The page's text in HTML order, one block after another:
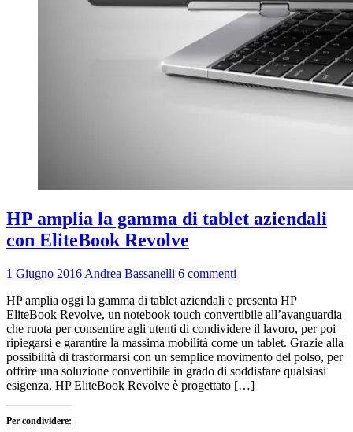
HP amplia la gamma di tablet aziendali
con EliteBook Revolve
1 Giugno 2016 Andrea Bassanelli 6 commenti
HP amplia oggi la gamma di tablet aziendali e presenta HP
EliteBook Revolve, un notebook touch convertibile all’avanguardia
che ruota per consentire agli utenti di condividere il lavoro, per poi
ripiegarsi e garantire la massima mobilità come un tablet. Grazie alla
possibilità di trasformarsi con un semplice movimento del polso, per
offrire una soluzione convertibile in grado di soddisfare qualsiasi
esigenza, HP EliteBook Revolve è progettato […]
Per condividere: